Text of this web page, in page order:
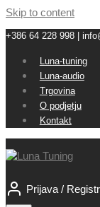
Skip to content
+386 64 228 998 |
Luna-tuning
Luna-audio
Trgovina
O podjetju
Kontakt
Prijava /